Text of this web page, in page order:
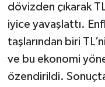
dövizden çıkarak
iyice yavaşlattı.
taşlarından biri
ve bu ekonomi
özendirildi.